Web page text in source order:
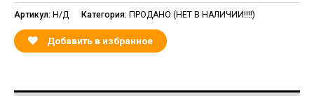
Артикул: Н/Д Категория: ПРОДАНО (НЕТ В НАЛИЧИИ!!!!)
Добавить в избранное